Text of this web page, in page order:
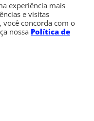
experiência mais
e visitas
, você concorda com o
nossa Política de